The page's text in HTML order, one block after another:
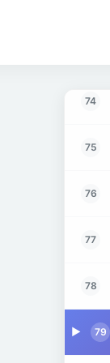
74
75
76
77
78
79